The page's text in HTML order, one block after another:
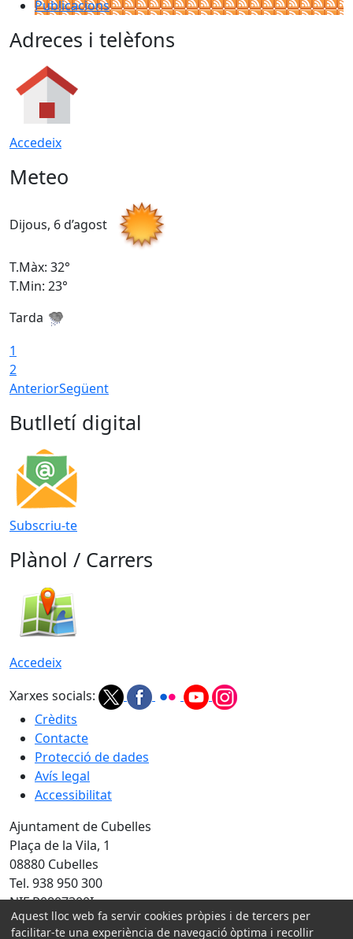
Publicacions
Adreces i telèfons
Accedeix
Meteo
Dijous, 6 d’agost
T.Màx: 32°
T.Min: 23°
Tarda
1
2
AnteriorSegüent
Butlletí digital
Subscriu-te
Plànol / Carrers
Accedeix
Xarxes socials:
Crèdits
Contacte
Protecció de dades
Avís legal
Accessibilitat
Ajuntament de Cubelles
Plaça de la Vila, 1
08880 Cubelles
Tel. 938 950 300
NIF P0807300I
Amb la col·laboració de:
Aquest lloc web fa servir cookies pròpies i de tercers per
facilitar-te una experiència de navegació òptima i recollir